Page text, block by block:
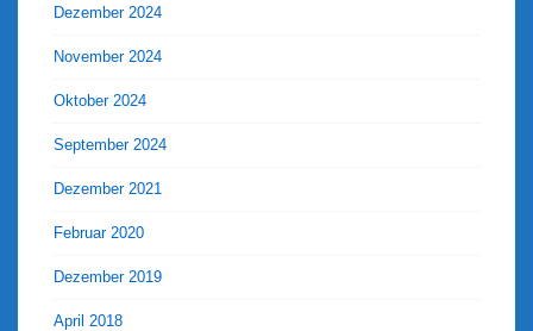
Dezember 2024
November 2024
Oktober 2024
September 2024
Dezember 2021
Februar 2020
Dezember 2019
April 2018